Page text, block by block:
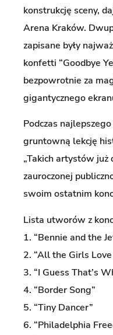
konstrukcję sceny,
Arena Kraków.
zapisane były
konfetti “Goodbye
bezpowrotnie za
gigantycznego
Podczas
gruntowną lekcję
„Takich artystów już
zauroczonej
swoim ostatnim
Lista utworów z
1. “Bennie and the
2. “All the Girls
3. “I Guess That’s
4. “Border Song”
5. “Tiny Dancer”
6. “Philadelphia